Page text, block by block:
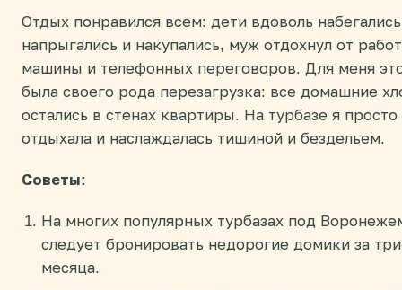
Отдых понравился всем: дети вдоволь
напрыгались и накупались, муж отдохнул от
машины и телефонных переговоров. Для меня
была своего рода перезагрузка: все домашние
остались в стенах квартиры. На турбазе я просто
отдыхала и наслаждалась тишиной и бездельем.
Советы:
На многих популярных турбазах под
следует бронировать недорогие домики за
месяца.